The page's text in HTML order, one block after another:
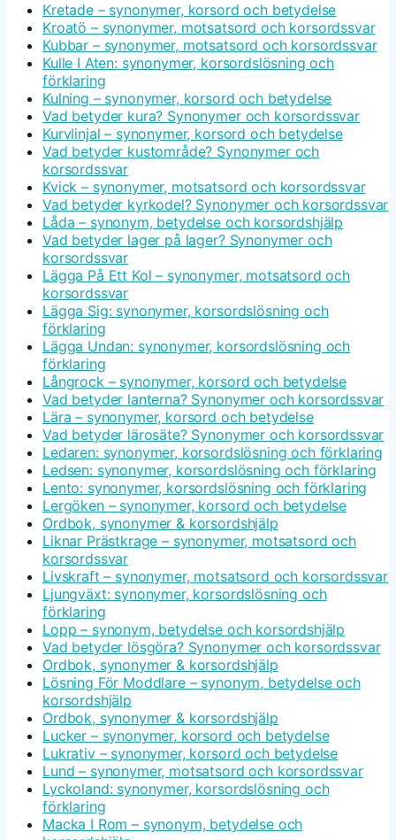
Kretade – synonymer, korsord och betydelse
Kroatö – synonymer, motsatsord och korsordssvar
Kubbar – synonymer, motsatsord och korsordssvar
Kulle I Aten: synonymer, korsordslösning och
förklaring
Kulning – synonymer, korsord och betydelse
Vad betyder kura? Synonymer och korsordssvar
Kurvlinjal – synonymer, korsord och betydelse
Vad betyder kustområde? Synonymer och
korsordssvar
Kvick – synonymer, motsatsord och korsordssvar
Vad betyder kyrkodel? Synonymer och korsordssvar
Låda – synonym, betydelse och korsordshjälp
Vad betyder lager på lager? Synonymer och
korsordssvar
Lägga På Ett Kol – synonymer, motsatsord och
korsordssvar
Lägga Sig: synonymer, korsordslösning och
förklaring
Lägga Undan: synonymer, korsordslösning och
förklaring
Långrock – synonymer, korsord och betydelse
Vad betyder lanterna? Synonymer och korsordssvar
Lära – synonymer, korsord och betydelse
Vad betyder lärosäte? Synonymer och korsordssvar
Ledaren: synonymer, korsordslösning och förklaring
Ledsen: synonymer, korsordslösning och förklaring
Lento: synonymer, korsordslösning och förklaring
Lergöken – synonymer, korsord och betydelse
Ordbok, synonymer & korsordshjälp
Liknar Prästkrage – synonymer, motsatsord och
korsordssvar
Livskraft – synonymer, motsatsord och korsordssvar
Ljungväxt: synonymer, korsordslösning och
förklaring
Lopp – synonym, betydelse och korsordshjälp
Vad betyder lösgöra? Synonymer och korsordssvar
Ordbok, synonymer & korsordshjälp
Lösning För Moddlare – synonym, betydelse och
korsordshjälp
Ordbok, synonymer & korsordshjälp
Lucker – synonymer, korsord och betydelse
Lukrativ – synonymer, korsord och betydelse
Lund – synonymer, motsatsord och korsordssvar
Lyckoland: synonymer, korsordslösning och
förklaring
Macka I Rom – synonym, betydelse och